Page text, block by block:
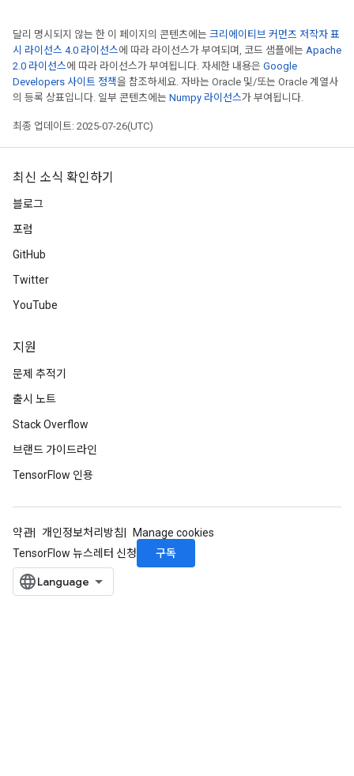
달리 명시되지 않는 한 이 페이지의 콘텐츠에는 크리에이티브 커먼즈 저작자 표
시 라이선스 4.0 라이선스에 따라 라이선스가 부여되며, 코드 샘플에는 Apache
2.0 라이선스에 따라 라이선스가 부여됩니다. 자세한 내용은 Google
Developers 사이트 정책을 참조하세요. 자바는 Oracle 및/또는 Oracle 계열사
의 등록 상표입니다. 일부 콘텐츠에는 Numpy 라이선스가 부여됩니다.
최종 업데이트: 2025-07-26(UTC)
최신 소식 확인하기
블로그
포럼
GitHub
Twitter
YouTube
지원
문제 추적기
출시 노트
Stack Overflow
브랜드 가이드라인
TensorFlow 인용
약관 개인정보처리방침
Manage cookies
TensorFlow 뉴스레터 신청
구독